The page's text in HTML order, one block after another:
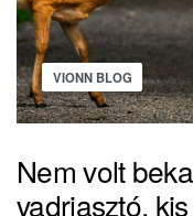
VIONN BLOG
Nem volt
vadriasztó,